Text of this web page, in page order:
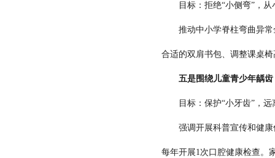
目标：拒绝“小侧弯”，从
推动中小学脊柱弯曲异常
合适的双肩书包、调整课桌
五是围绕儿童青少年龋
目标：保护“小牙齿”，远
强调开展科普宣传和健康
每年开展1次口腔健康检查。